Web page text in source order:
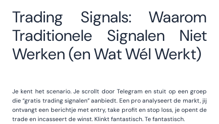
Trading Signals: Waarom
Traditionele Signalen Niet
Werken (en Wat Wél Werkt)
Je kent het scenario. Je scrollt door Telegram en stuit op een groep
die “gratis trading signalen” aanbiedt. Een pro analyseert de markt, jij
ontvangt een berichtje met entry, take profit en stop loss, je opent de
trade en incasseert de winst. Klinkt fantastisch. Te fantastisch.